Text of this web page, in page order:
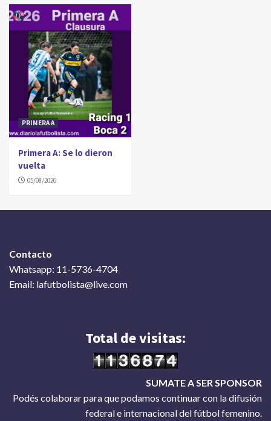
PRIMERA A
Primera A: Se lo dieron
vuelta
05/08/2026
Contacto
Whatsapp: 11-5736-4704
Email: lafutbolista@live.com
Total de visitas:
SUMATE A SER SPONSOR
Podés colaborar para que podamos continuar con la difusión
federal e internacional del fútbol femenino.